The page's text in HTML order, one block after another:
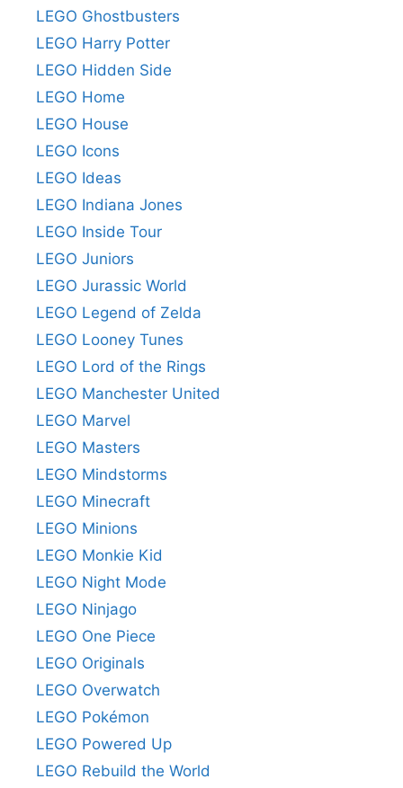
LEGO Ghostbusters
LEGO Harry Potter
LEGO Hidden Side
LEGO Home
LEGO House
LEGO Icons
LEGO Ideas
LEGO Indiana Jones
LEGO Inside Tour
LEGO Juniors
LEGO Jurassic World
LEGO Legend of Zelda
LEGO Looney Tunes
LEGO Lord of the Rings
LEGO Manchester United
LEGO Marvel
LEGO Masters
LEGO Mindstorms
LEGO Minecraft
LEGO Minions
LEGO Monkie Kid
LEGO Night Mode
LEGO Ninjago
LEGO One Piece
LEGO Originals
LEGO Overwatch
LEGO Pokémon
LEGO Powered Up
LEGO Rebuild the World